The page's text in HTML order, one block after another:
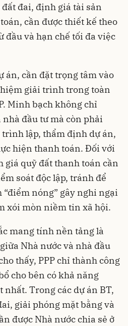
đất đai, định giá tài sản
cần được thiết kế theo
đầu và hạn chế tối đa việc
án, cần đặt trọng tâm vào
giải trình trong toàn
Minh bạch không chỉ
đầu tư mà còn phải
lập, thẩm định dự án,
hiện thanh toán. Đối với
giá quỹ đất thanh toán cần
soát độc lập, tránh để
nóng” gây nghi ngại
xói mòn niềm tin xã hội.
mang tính nền tảng là
Nhà nước và nhà đầu
thấy, PPP chỉ thành công
cho bên có khả năng
Trong các dự án BT,
giải phóng mặt bằng và
được Nhà nước chia sẻ ở